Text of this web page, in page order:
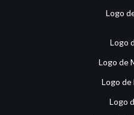
Logo
Logo
Logo de
Logo
Logo